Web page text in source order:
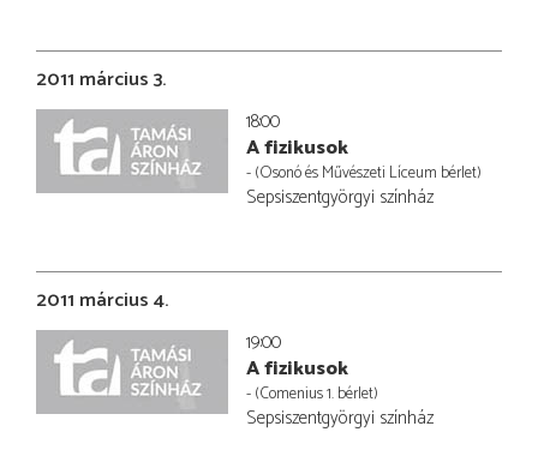
2011 március 3.
18:00
A fizikusok
- (Osonó és Művészeti Líceum bérlet)
Sepsiszentgyörgyi színház
2011 március 4.
19:00
A fizikusok
- (Comenius 1. bérlet)
Sepsiszentgyörgyi színház